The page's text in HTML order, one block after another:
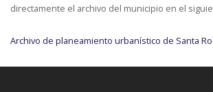
directamente el archivo del municipio en el
Archivo de planeamiento urbanístico de Santa